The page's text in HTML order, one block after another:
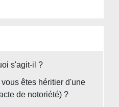
s'agit-il ?
êtes héritier d'une
de notoriété) ?